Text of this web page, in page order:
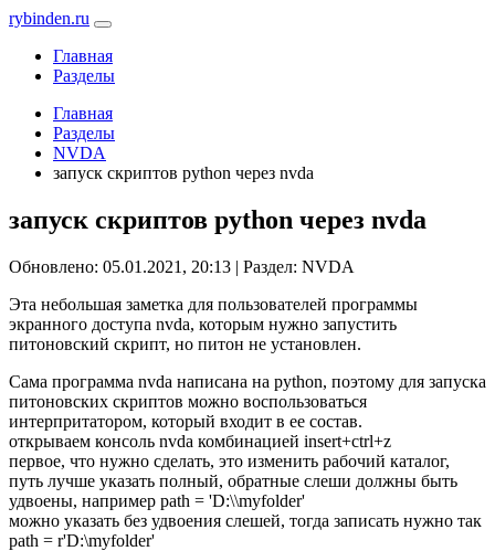
rybinden.ru
Главная
Разделы
Главная
Разделы
NVDA
запуск скриптов python через nvda
запуск скриптов python через nvda
Обновлено: 05.01.2021, 20:13 | Раздел: NVDA
Эта небольшая заметка для пользователей программы
экранного доступа nvda, которым нужно запустить
питоновский скрипт, но питон не установлен.
Сама программа nvda написана на python, поэтому для запуска
питоновских скриптов можно воспользоваться
интерпритатором, который входит в ее состав.
открываем консоль nvda комбинацией insert+ctrl+z
первое, что нужно сделать, это изменить рабочий каталог,
путь лучше указать полный, обратные слеши должны быть
удвоены, например path = 'D:\\myfolder'
можно указать без удвоения слешей, тогда записать нужно так
path = r'D:\myfolder'